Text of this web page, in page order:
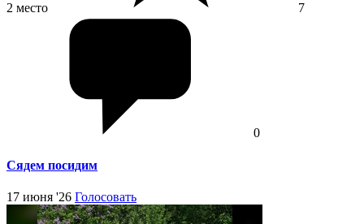
2 место 7
0
Сядем посидим
17 июня '26 Голосовать